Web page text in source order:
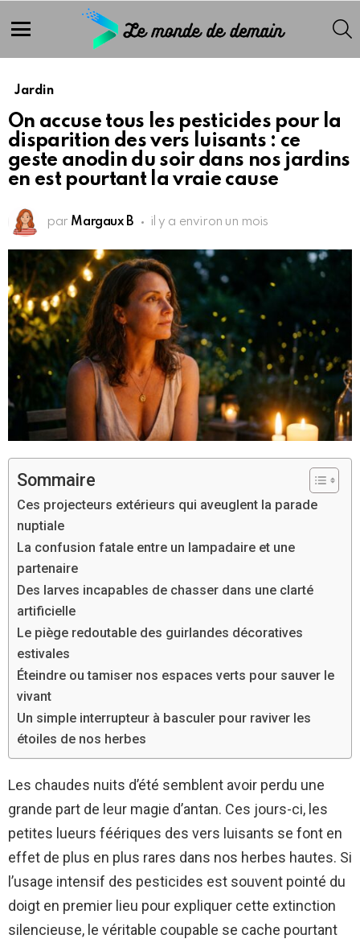
Jardin
On accuse tous les pesticides pour la
disparition des vers luisants : ce
geste anodin du soir dans nos jardins
en est pourtant la vraie cause
par Margaux B il y a environ un mois
Sommaire
Ces projecteurs extérieurs qui aveuglent la parade
nuptiale
La confusion fatale entre un lampadaire et une
partenaire
Des larves incapables de chasser dans une clarté
artificielle
Le piège redoutable des guirlandes décoratives
estivales
Éteindre ou tamiser nos espaces verts pour sauver le
vivant
Un simple interrupteur à basculer pour raviver les
étoiles de nos herbes
Les chaudes nuits d’été semblent avoir perdu une
grande part de leur magie d’antan. Ces jours-ci, les
petites lueurs féériques des vers luisants se font en
effet de plus en plus rares dans nos herbes hautes. Si
l’usage intensif des pesticides est souvent pointé du
doigt en premier lieu pour expliquer cette extinction
silencieuse, le véritable coupable se cache pourtant